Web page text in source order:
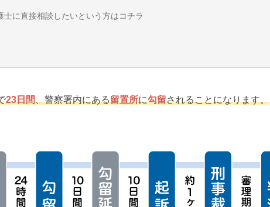
士に直接相談したいという方はコチラ
23日間、警察署内にある留置所に勾留されることになります。